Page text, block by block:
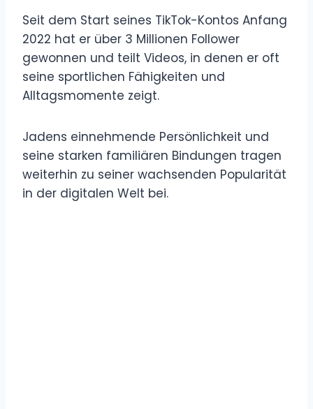
Seit dem Start seines TikTok-Kontos Anfang
2022 hat er über 3 Millionen Follower
gewonnen und teilt Videos, in denen er oft
seine sportlichen Fähigkeiten und
Alltagsmomente zeigt.
Jadens einnehmende Persönlichkeit und
seine starken familiären Bindungen tragen
weiterhin zu seiner wachsenden Popularität
in der digitalen Welt bei.